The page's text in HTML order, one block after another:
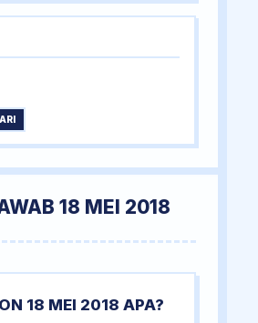
18 MEI 2018
18 MEI 2018 APA?